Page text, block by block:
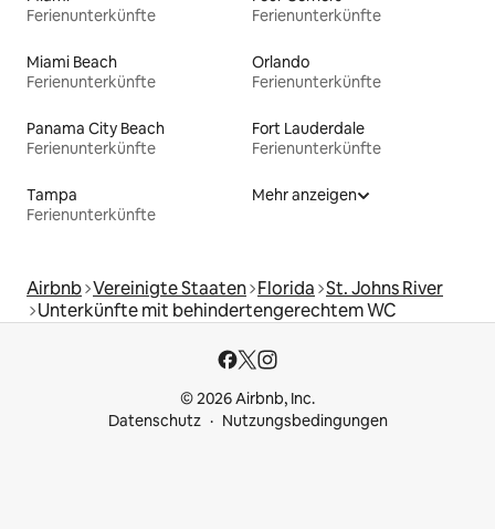
Ferienunterkünfte
Ferienunterkünfte
Miami Beach
Ferienunterkünfte
Orlando
Ferienunterkünfte
Panama City Beach
Ferienunterkünfte
Fort Lauderdale
Ferienunterkünfte
Tampa
Ferienunterkünfte
Mehr anzeigen
Airbnb Vereinigte Staaten Florida St. Johns River
Unterkünfte mit behindertengerechtem WC
© 2026 Airbnb, Inc.
Datenschutz
Nutzungsbedingungen